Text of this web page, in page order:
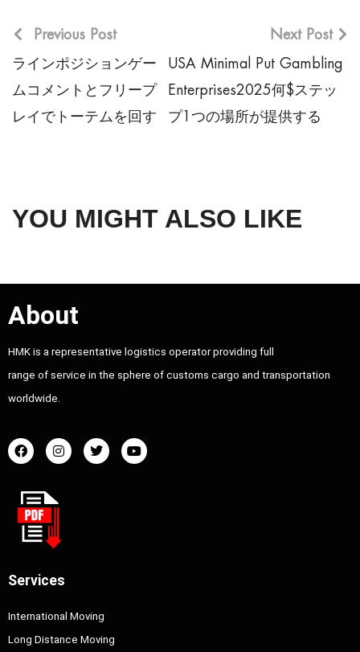
Previous Post
ラインポジションゲー
ムコメントとフリープ
レイでトーテムを回す
Next Post
USA Minimal Put Gambling
Enterprises2025何$ステッ
プ1つの場所が提供する
YOU MIGHT ALSO LIKE
About
HMK is a representative logistics operator providing full
range of service in the sphere of customs cargo and transportation
worldwide.
Services
International Moving
Long Distance Moving